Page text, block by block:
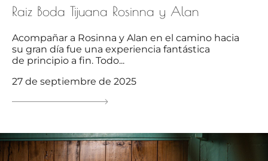
Raiz Boda Tijuana Rosinna y Alan
Acompañar a Rosinna y Alan en el camino hacia
su gran día fue una experiencia fantástica
de principio a fin. Todo...
27 de septiembre de 2025